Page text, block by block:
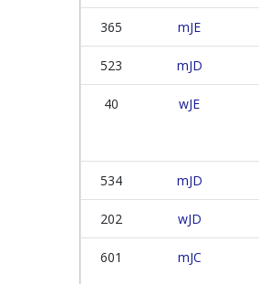
365 mJE
523 mJD
40 wJE
534 mJD
202 wJD
601 mJC